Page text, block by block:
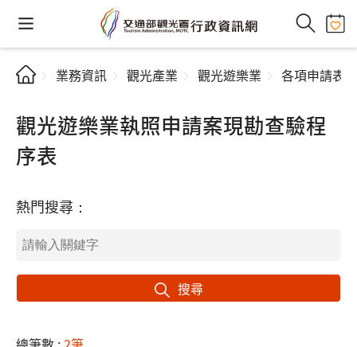
業務資訊 觀光產業 觀光遊樂業 各項申請表格
觀光遊樂業執照申請案現勘查驗程
序表
熱門搜尋：
搜尋